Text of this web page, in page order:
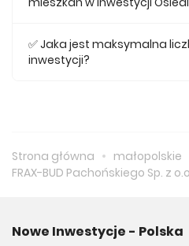
Versus posiada 55,82,
ma metraż 33,1.
✅ Jaka jest maksymalna
inwestycji?
Strona główna małopolskie
FRAX-BUD Pachońskiego Sp. z
Nowe Inwestycje - Polska